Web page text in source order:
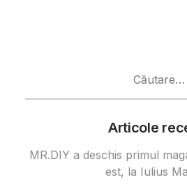
Articole
MR.DIY a deschis primul
est, la Iulius